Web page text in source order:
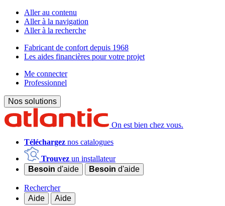
Aller au contenu
Aller à la navigation
Aller à la recherche
Fabricant de confort depuis 1968
Les aides financières pour votre projet
Me connecter
Professionnel
Nos solutions
On est bien chez vous.
Téléchargez nos catalogues
Trouvez un installateur
Besoin d'aide Besoin d'aide
Rechercher
Aide
Aide